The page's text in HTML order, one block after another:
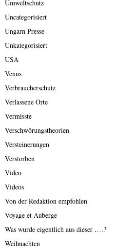
Umweltschutz
Uncategorisiert
Ungarn Presse
Unkategorisiert
USA
Venus
Verbraucherschutz
Verlassene Orte
Vermisste
Verschwörungstheorien
Versteinerungen
Verstorben
Video
Videos
Von der Redaktion empfohlen
Voyage et Auberge
Was wurde eigentlich aus dieser ….?
Weihnachten